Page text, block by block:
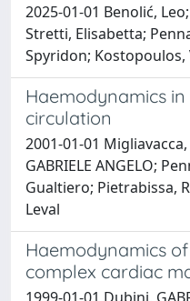
2025-01-01 Benolić,
Stretti, Elisabetta;
Spyridon; Kostopoulos,
Haemodynamics
circulation
2001-01-01
GABRIELE ANGELO;
Gualtiero; Pietrabissa,
Leval
Haemodynamics
complex cardiac